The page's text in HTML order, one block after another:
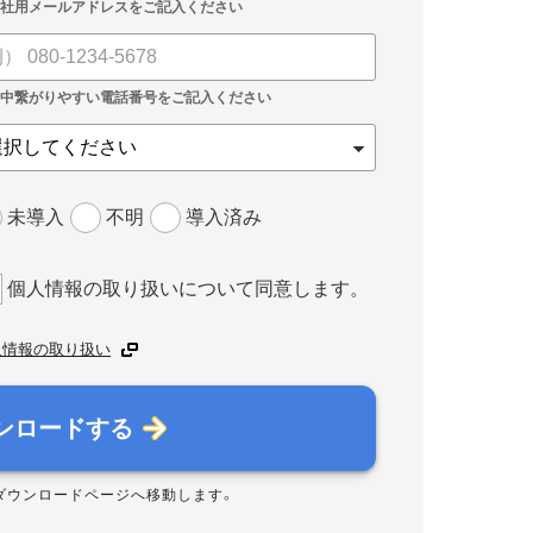
未導入 不明 導入済み
個人情報の取り扱いについて同意します。
報の取り扱い
ロードする
ウンロードページへ移動します。